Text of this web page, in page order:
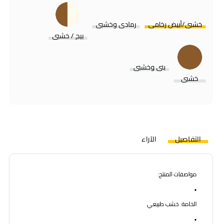
خشبي/أبيض رخامي
رمادي وخشبي
بيج / خشبى
خشبي
بني وخشبي
التفاصيل الآراء
مواصفات المنتج:
•
الخامة: خشب طبيعي
•